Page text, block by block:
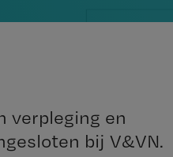
verpleging en
bij V&VN.